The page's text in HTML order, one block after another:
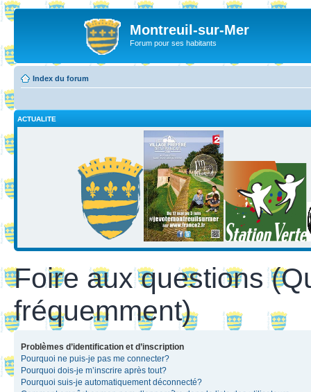
Montreuil-sur-Mer
Forum pour ses habitants
Index du forum
ACTUALITE
Foire aux questions
fréquemment)
Problèmes d’identification et d’inscription
Pourquoi ne puis-je pas me connecter?
Pourquoi dois-je m’inscrire après tout?
Pourquoi suis-je automatiquement déconnecté?